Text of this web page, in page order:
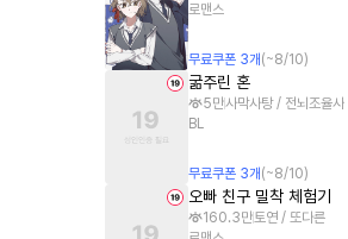
로맨스
무료쿠폰 3개 (~8/10)
굶주린 혼
5만사막사탕 / 전뇌조율사
BL
무료쿠폰 3개 (~8/10)
오빠 친구 밀착 체험기
160.3만토연 / 또다른